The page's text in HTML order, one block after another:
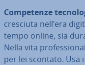
Com­pe­ten­ze
cresciuta nell’era
tempo online, sia
Nella vita
per lei scontato. Usa